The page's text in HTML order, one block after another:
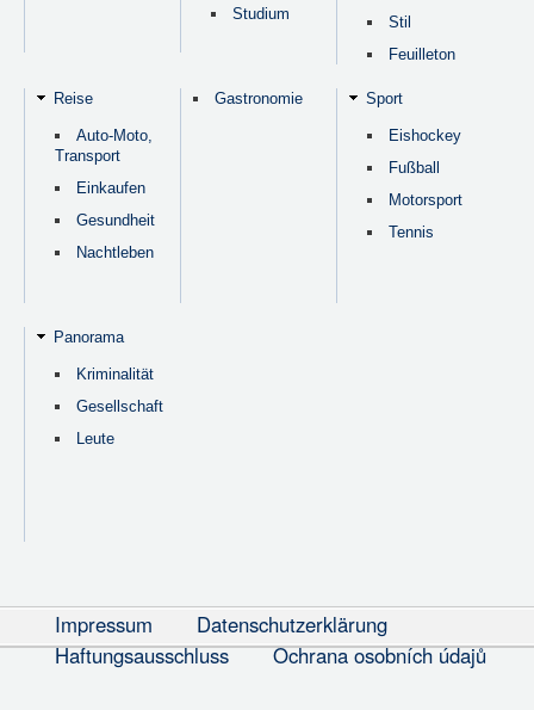
Studium
Stil
Feuilleton
Reise
Auto-Moto,
Transport
Einkaufen
Gesundheit
Nachtleben
Gastronomie Sport
Eishockey
Fußball
Motorsport
Tennis
Panorama
Kriminalität
Gesellschaft
Leute
Impressum
Datenschutzerklärung
Haftungsausschluss
Ochrana osobních údajů